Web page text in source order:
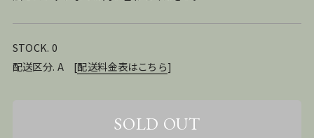
STOCK. 0
配送区分. A [配送料金表はこちら]